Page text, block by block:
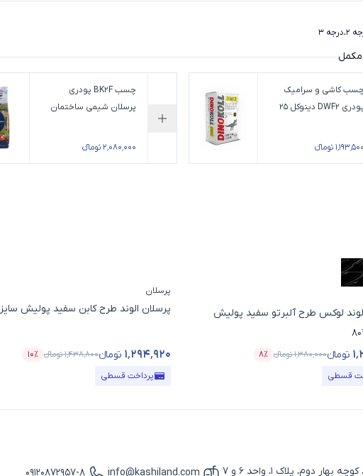
2 ،درجه 3
به سبد خرید
چسب کاشی و سرامیک
پودری DWF2 دینوکل 25
۱٬۱۹۳٬۵۰۰ تومانء
افزودن به سبد خرید
چسب BK2F پودری
پرسلان شیمی ساختمان
۲٬۰۸۰٬۰۰۰ تومانء
لوکس طرح آلبرتو سفید پولیش
تومانء۱٬۳۸۰٬۰۰۰تومانء ۸٪
قسطی
پرسلان
پرسلان الوند طرح کابن سفید پولیش سایز 100*100
۱٬۲۹۴٬۹۲۰ تومانء۱٬۴۳۸٬۸۰۰تومانء
قیمت محصول
۱۰٪
پرداخت قسطی
دوم، پلاک 1، واحد 6 و 7 info@kashiland.com
09120872957-8